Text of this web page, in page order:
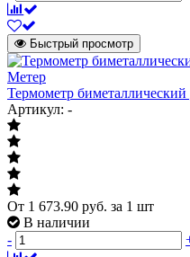
Быстрый просмотр
Термометр
Артикул: -
От 1 673.90 руб. за 1 шт
В наличии
-